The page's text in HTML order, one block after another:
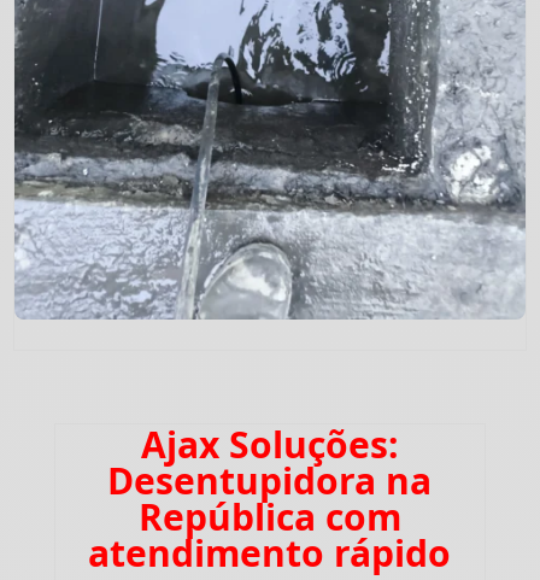
Ajax Soluções:
Desentupidora na
República com
atendimento rápido